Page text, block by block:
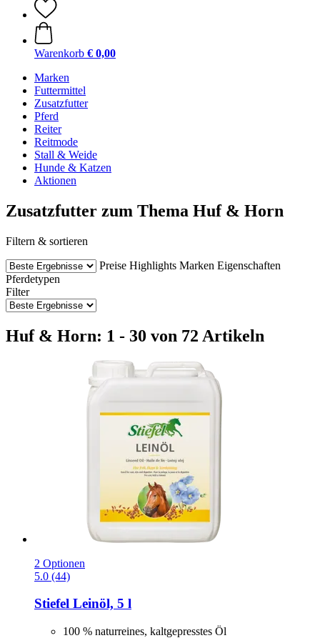
Warenkorb € 0,00
Marken
Futtermittel
Zusatzfutter
Pferd
Reiter
Reitmode
Stall & Weide
Hunde & Katzen
Aktionen
Zusatzfutter zum Thema Huf & Horn
Filtern & sortieren
Preise Highlights Marken Eigenschaften
Pferdetypen
Filter
Huf & Horn: 1 - 30 von 72 Artikeln
2 Optionen
5.0 (44)
Stiefel Leinöl, 5 l
100 % naturreines, kaltgepresstes Öl